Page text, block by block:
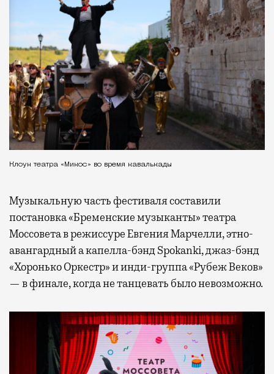
Клоун театра «Микос» во время кавалькады
Музыкальную часть фестиваля составили
постановка «Бременские музыканты» театра
Моссовета в режиссуре Евгения Марчелли, этно-
авангардный а капелла-бэнд Spokanki, джаз-бэнд
«Хоронько Оркестр» и инди-группа «Рубеж Веков»
— в финале, когда не танцевать было невозможно.